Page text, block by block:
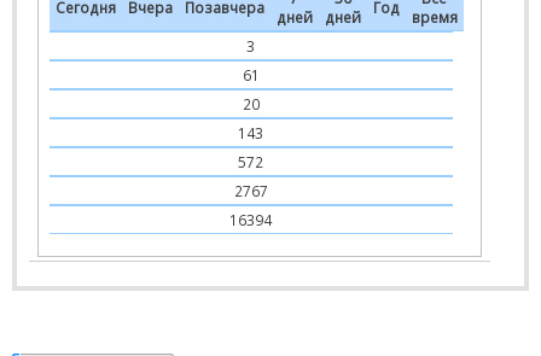
Сегодня Вчера Позавчера
дней
дней
Год
время
3
61
20
143
572
2767
16394